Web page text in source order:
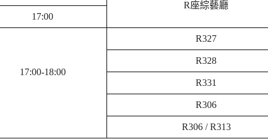
R座綜藝廳
17:00
1 7:00-18:00
R327
R328
R331
R306
R306 /R313